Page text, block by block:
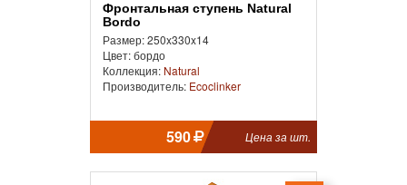
Фронтальная cтупень Natural
Bordo
Размер: 250x330x14
Цвет: бордо
Коллекция: Natural
Производитель: Ecoclinker
590 Цена за шт.